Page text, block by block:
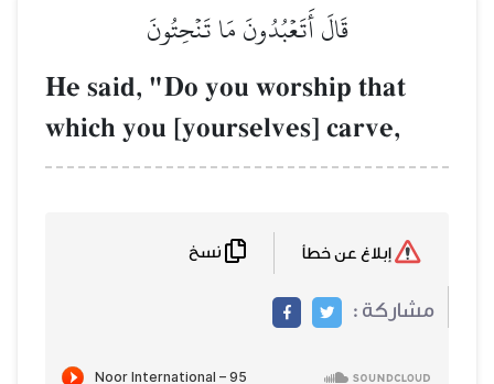
قَالَ أَتَعۡبُدُونَ مَا تَنۡحِتُونَ
He said, "Do you worship that
which you [yourselves] carve,
مشاركة :